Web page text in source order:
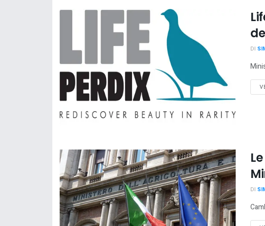
DI
DI